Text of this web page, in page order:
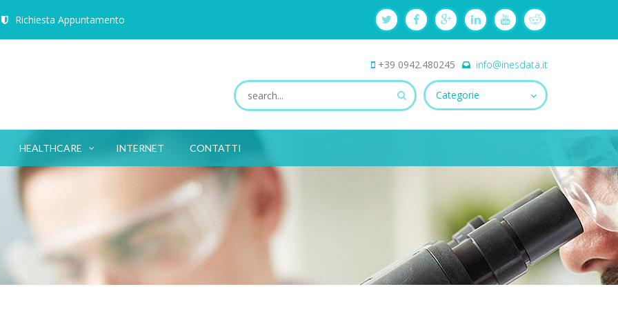
Richiesta Appuntamento
TUTTI I CAMPI SONO OBBLIGATORI.
+39 0942.480245 info@inesdata.it
Categorie
HEALTHCARE INTERNET CONTATTI